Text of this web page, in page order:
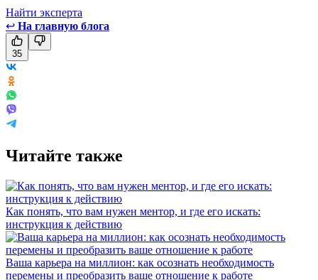
Найти эксперта
↩ На главную блога
35
Читайте также
Как понять, что вам нужен ментор, и где его искать:
инструкция к действию
Ваша карьера на миллион: как осознать необходимость
перемены и преобразить ваше отношение к работе